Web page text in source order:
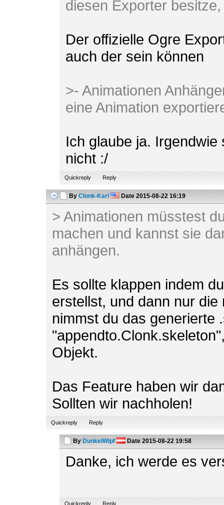
diesen Exporter
Der offizielle Ogre
auch der sein können
>- Animationen
eine Animation
Ich glaube ja.
nicht :/
Quickreply Reply
By Clonk-Karl Date 2015-08-22 16:19
> Animationen müsstest
machen und kannst sie
anhängen.
Es sollte klappen indem
erstellst, und dann nur
nimmst du das generierte
Objekt.
Das Feature haben wir
Sollten wir nachholen!
Quickreply Reply
By DunkelWipf Date 2015-08-22 19:58
Danke, ich werde es
Quickreply Reply